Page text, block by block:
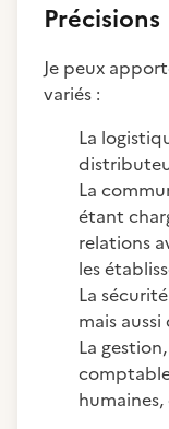
Précisions
Je peux
variés :
La
La
étant
relations
les
La
mais
La
humaines,